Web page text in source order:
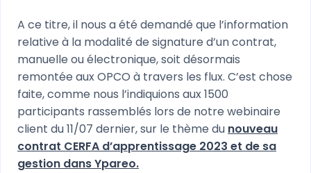
A ce titre, il nous a été demandé que l’information
relative à la modalité de signature d’un contrat,
manuelle ou électronique, soit désormais
remontée aux OPCO à travers les flux. C’est chose
faite, comme nous l’indiquions aux 1500
participants rassemblés lors de notre webinaire
client du 11/07 dernier, sur le thème du nouveau
contrat CERFA d’apprentissage 2023 et de sa
gestion dans Ypareo.